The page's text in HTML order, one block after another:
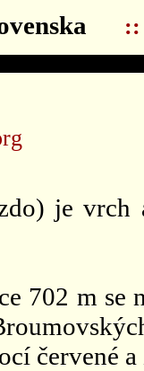
::
je
702 m
červené